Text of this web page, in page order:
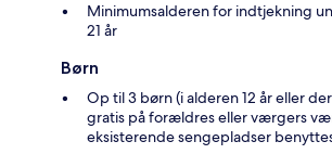
Minimumsalderen for indtjekning
21 år
Børn
Op til 3 børn (i alderen 12 år eller
gratis på forældres eller værgers
eksisterende sengepladser